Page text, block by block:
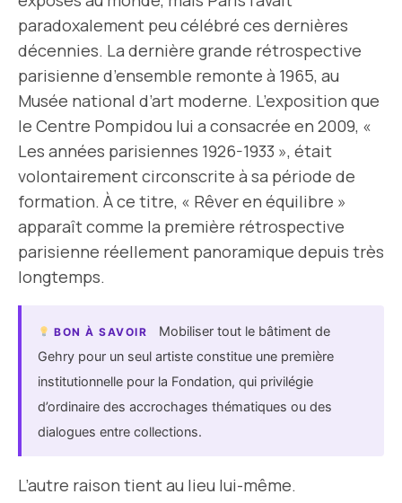
paradoxalement peu célébré ces dernières
décennies. La dernière grande rétrospective
parisienne d’ensemble remonte à 1965, au
Musée national d’art moderne. L’exposition que
le Centre Pompidou lui a consacrée en 2009, «
Les années parisiennes 1926-1933 », était
volontairement circonscrite à sa période de
formation. À ce titre, « Rêver en équilibre »
apparaît comme la première rétrospective
parisienne réellement panoramique depuis très
longtemps.
BON À SAVOIR
Mobiliser tout le bâtiment de
Gehry pour un seul artiste constitue une première
institutionnelle pour la Fondation, qui privilégie
d’ordinaire des accrochages thématiques ou des
dialogues entre collections.
L’autre raison tient au lieu lui-même.